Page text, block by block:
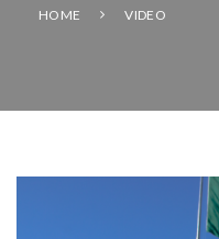
HOME VIDEO